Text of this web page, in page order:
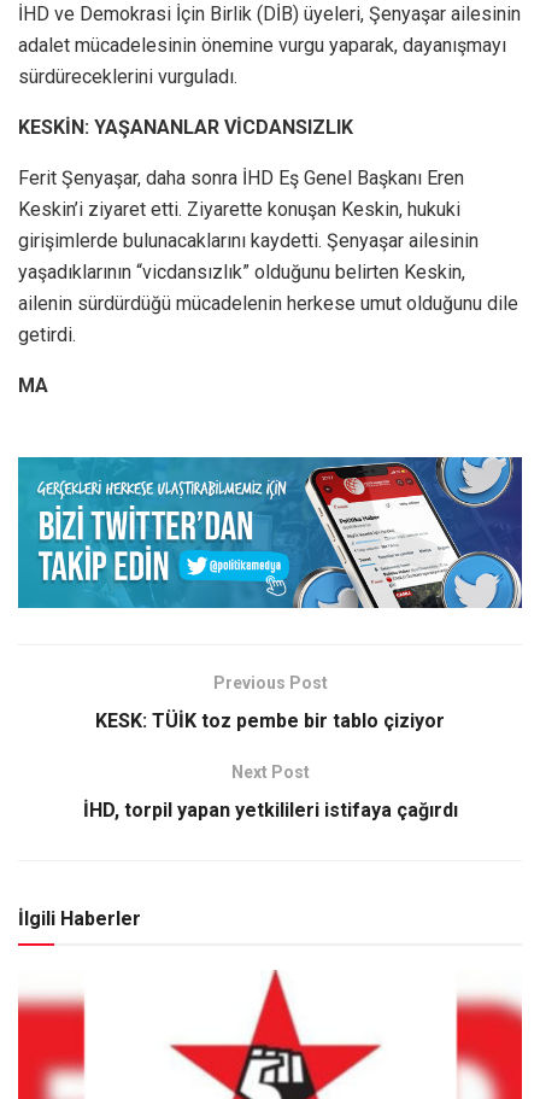
İHD ve Demokrasi İçin Birlik (DİB) üyeleri, Şenyaşar ailesinin
adalet mücadelesinin önemine vurgu yaparak, dayanışmayı
sürdüreceklerini vurguladı.
KESKİN: YAŞANANLAR VİCDANSIZLIK
Ferit Şenyaşar, daha sonra İHD Eş Genel Başkanı Eren
Keskin’i ziyaret etti. Ziyarette konuşan Keskin, hukuki
girişimlerde bulunacaklarını kaydetti. Şenyaşar ailesinin
yaşadıklarının “vicdansızlık” olduğunu belirten Keskin,
ailenin sürdürdüğü mücadelenin herkese umut olduğunu dile
getirdi.
MA
Previous Post
KESK: TÜİK toz pembe bir tablo çiziyor
Next Post
İHD, torpil yapan yetkilileri istifaya çağırdı
İlgili Haberler